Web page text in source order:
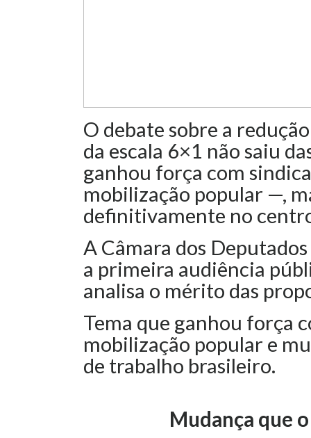
O debate sobre a
da escala 6×1 não saiu
ganhou força com
mobilização popular —,
definitivamente no
A Câmara dos
a primeira audiência
analisa o mérito das
Tema que ganhou força
mobilização popular e
de trabalho brasileiro.
Mudança que